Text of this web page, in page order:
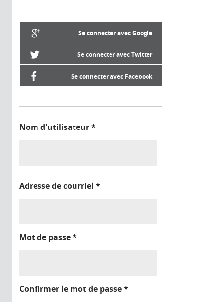
Se connecter avec Google
Se connecter avec Twitter
Se connecter avec Facebook
Nom d'utilisateur*
Adresse de courriel *
Mot de passe*
Confirmer le mot de passe*